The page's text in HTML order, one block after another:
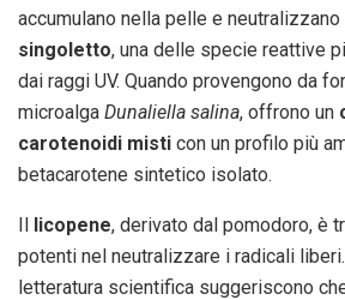
accumulano nella pelle e neutralizzano
singoletto, una delle specie reattive
dai raggi UV. Quando provengono da
microalga Dunaliella salina, offrono un
carotenoidi misti con un profilo più
betacarotene sintetico isolato.
Il licopene, derivato dal pomodoro, è
potenti nel neutralizzare i radicali
letteratura scientifica suggeriscono